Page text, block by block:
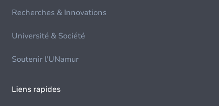
Recherches & Innovations
Université & Société
Soutenir l'UNamur
Liens rapides